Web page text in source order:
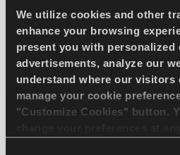
We utilize cookies and other
enhance your browsing
present you with personalized
advertisements, analyze our
understand where our visitors
manage your cookie
"Customize Cookies" button.
LANGE HALTBARKEIT
GELANDE FAHRLEISTUNG
HALTBARKEIT
NASS BREMSEN